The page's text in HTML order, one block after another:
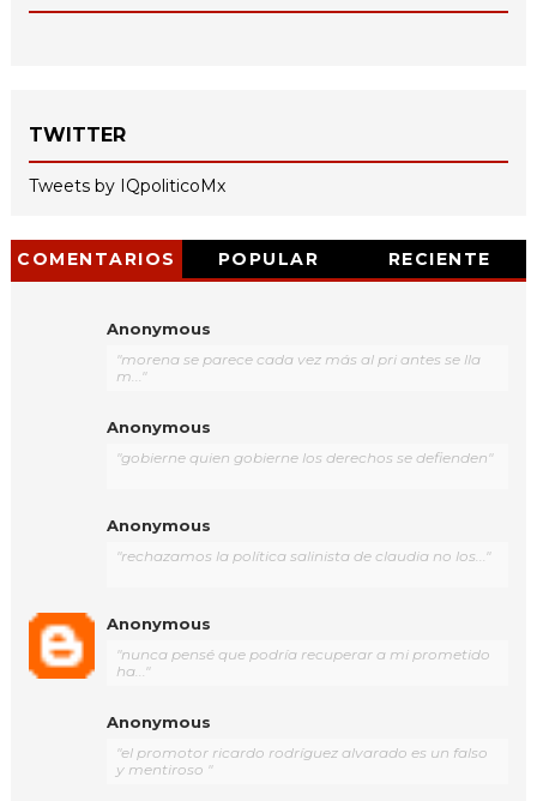
TWITTER
Tweets by IQpoliticoMx
COMENTARIOS POPULAR RECIENTE
Anonymous
"morena se parece cada vez más al pri antes se lla
m..."
Anonymous
"gobierne quien gobierne los derechos se defienden"
Anonymous
"rechazamos la política salinista de claudia no los..."
Anonymous
"nunca pensé que podría recuperar a mi prometido
ha..."
Anonymous
"el promotor ricardo rodríguez alvarado es un falso
y mentiroso "